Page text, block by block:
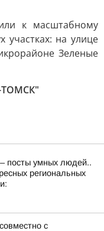
к масштабному
участках: на улице
Зеленые
ТОМСК"
посты умных людей..
региональных
с